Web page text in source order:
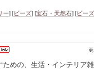
ー] [ビーズ] [宝石・天然石] [ビーズ
ための、生活・インテリア